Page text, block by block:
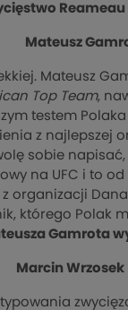
Mateusz
Mateusz
Top Team,
testem
z najlepszej
sobie
na UFC i to
organizacji
którego Polak
Gamrota
Marcin Wrzosek